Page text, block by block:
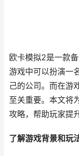
欧卡模拟2是一款
游戏中可以扮演一
己的公司。而在游
至关重要。本文将
攻略，帮助玩家提
了解游戏背景和玩